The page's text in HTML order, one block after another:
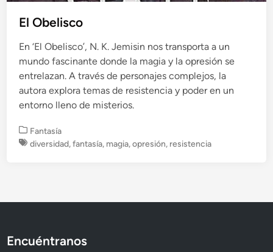
El Obelisco
En ‘El Obelisco’, N. K. Jemisin nos transporta a un
mundo fascinante donde la magia y la opresión se
entrelazan. A través de personajes complejos, la
autora explora temas de resistencia y poder en un
entorno lleno de misterios.
P
u
e
Fantasía
diversidad,fantasía, magia,opresión, resistencia
Encuéntranos